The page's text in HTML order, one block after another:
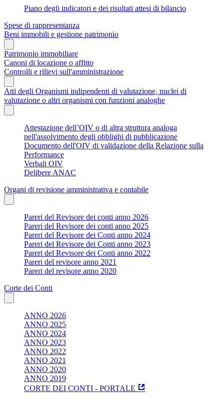
Piano degli indicatori e dei risultati attesi di bilancio
Spese di rappresentanza
Beni immobili e gestione patrimonio
Patrimonio immobiliare
Canoni di locazione o affitto
Controlli e rilievi sull'amministrazione
Atti degli Organismi indipendenti di valutazione, nuclei di
valutazione o altri organismi con funzioni analoghe
Attestazione dell’OIV o di altra struttura analoga
nell'assolvimento degli obblighi di pubblicazione
Documento dell'OIV di validazione della Relazione sulla
Performance
Verbali OIV
Delibere ANAC
Organi di revisione amministrativa e contabile
Pareri del Revisore dei conti anno 2026
Pareri del Revisore dei conti anno 2025
Pareri del Revisore dei Conti anno 2024
Pareri del Revisore dei Conti anno 2023
Pareri del Revisore dei Conti anno 2022
Pareri del revisore anno 2021
Pareri del revisore anno 2020
Corte dei Conti
ANNO 2026
ANNO 2025
ANNO 2024
ANNO 2023
ANNO 2022
ANNO 2021
ANNO 2020
ANNO 2019
CORTE DEI CONTI - PORTALE